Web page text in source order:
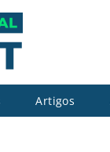
Artigos